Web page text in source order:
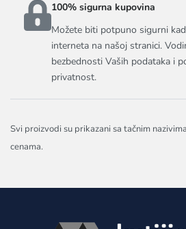
100% sigurna kupovina
Možete biti potpuno sigurni
interneta na našoj stranici.
bezbednosti Vaših podataka i
privatnost.
Svi proizvodi su prikazani sa tačnim
cenama.